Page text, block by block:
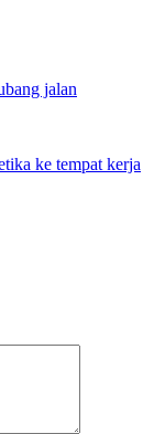
jalan
ke tempat kerja